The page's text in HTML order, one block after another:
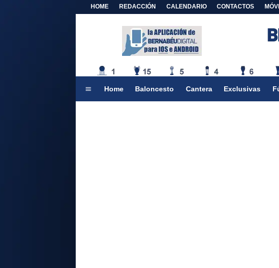
HOME REDACCIÓN CALENDARIO CONTACTOS
Home Baloncesto Cantera Exclusivas